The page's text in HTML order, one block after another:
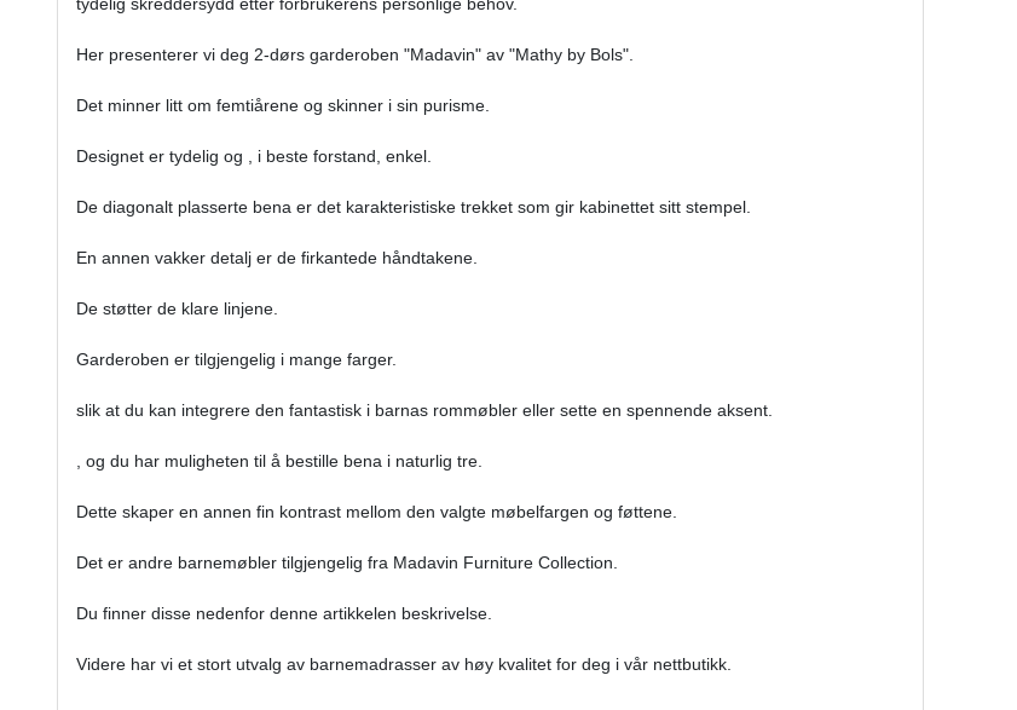
Her presenterer vi deg 2-dørs garderoben "Madavin" av "Mathy by Bols".
Det minner litt om femtiårene og skinner i sin purisme.
Designet er tydelig og , i beste forstand, enkel.
De diagonalt plasserte bena er det karakteristiske trekket som gir kabinettet sitt stempel.
En annen vakker detalj er de firkantede håndtakene.
De støtter de klare linjene.
Garderoben er tilgjengelig i mange farger.
slik at du kan integrere den fantastisk i barnas rommøbler eller sette en spennende aksent.
, og du har muligheten til å bestille bena i naturlig tre.
Dette skaper en annen fin kontrast mellom den valgte møbelfargen og føttene.
Det er andre barnemøbler tilgjengelig fra Madavin Furniture Collection.
Du finner disse nedenfor denne artikkelen beskrivelse.
Videre har vi et stort utvalg av barnemadrasser av høy kvalitet for deg i vår nettbutikk.